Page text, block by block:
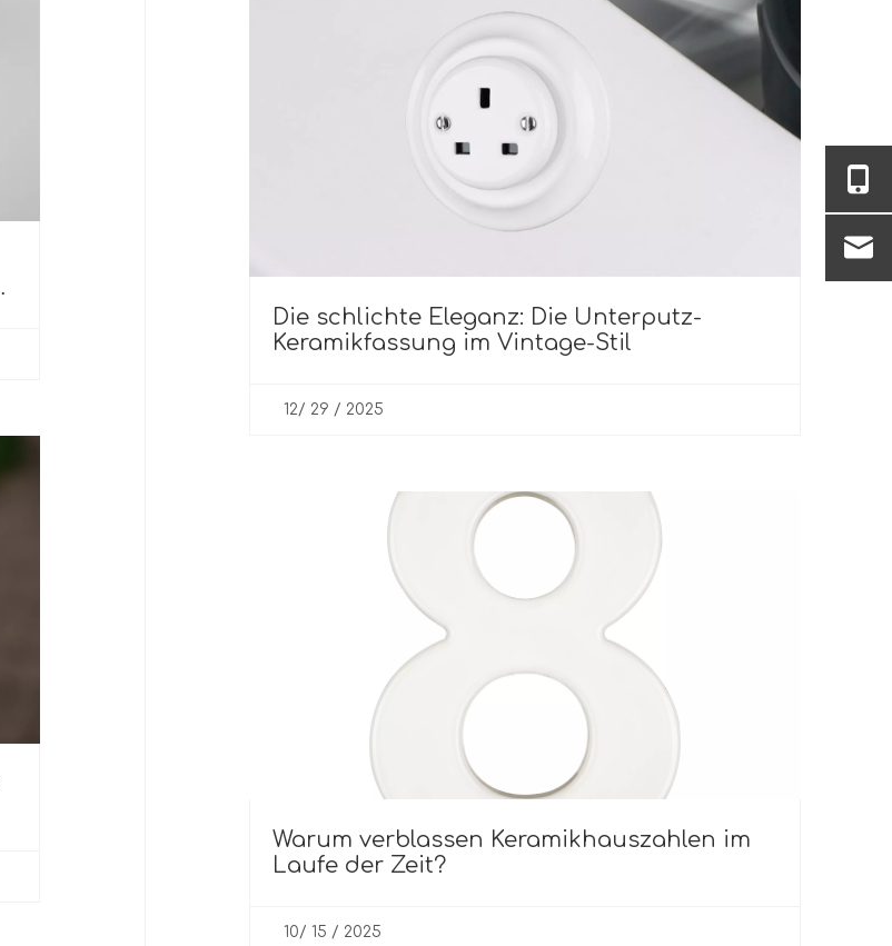
Die schlichte Eleganz: Die Unterputz-
Keramikfassung im Vintage-Stil
12/ 29 / 2025
Warum verblassen Keramikhauszahlen im
Laufe der Zeit?
10/ 15 / 2025